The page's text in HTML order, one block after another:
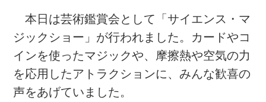
本日は芸術鑑賞会として「サイエンス・マ
ジックショー」が行われました。カードやコ
インを使ったマジックや、摩擦熱や空気の力
を応用したアトラクションに、みんな歓喜の
声をあげていました。